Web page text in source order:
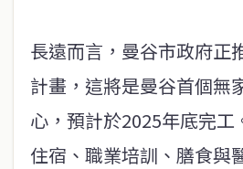
長遠而言，曼谷市政府正
計畫，這將是曼谷首個無
心，預計於2025年底完工
住宿、職業培訓、膳食與